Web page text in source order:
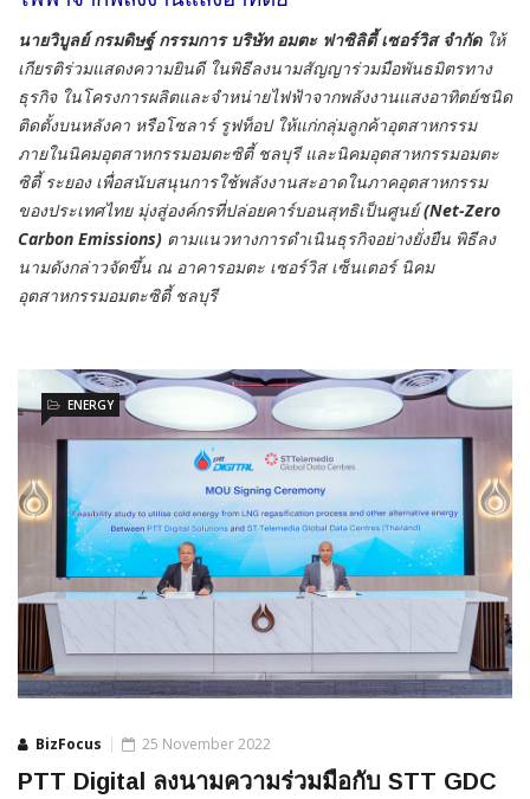
นายวิบูลย์ กรมดิษฐ์ กรรมการ บริษัท อมตะ ฟาซิลิตี้ เซอร์วิส จำกัดให้
เกียรติร่วมแสดงความยินดี ในพิธีลงนามสัญญาร่วมมือพันธมิตรทาง
ธุรกิจ ในโครงการผลิตและจำหน่ายไฟฟ้าจากพลังงานแสงอาทิตย์ชนิด
ติดตั้งบนหลังคา หรือโซลาร์ รูฟท็อป ให้แก่กลุ่มลูกค้าอุตสาหกรรม
ภายในนิคมอุตสาหกรรมอมตะซิตี้ ชลบุรี และนิคมอุตสาหกรรมอมตะ
ซิตี้ ระยอง เพื่อสนับสนุนการใช้พลังงานสะอาดในภาคอุตสาหกรรม
ของประเทศไทย มุ่งสู่องค์กรที่ปล่อยคาร์บอนสุทธิเป็นศูนย์(Net-Zero
Carbon Emissions) ตามแนวทางการดำเนินธุรกิจอย่างยั่งยืน พิธีลง
นามดังกล่าวจัดขึ้น ณ อาคารอมตะ เซอร์วิส เซ็นเตอร์ นิคม
อุตสาหกรรมอมตะซิตี้ ชลบุรี
BizFocus
ENERGY
25 November 2022
PTT Digital ลงนามความร่วมมือกับ STT GDC